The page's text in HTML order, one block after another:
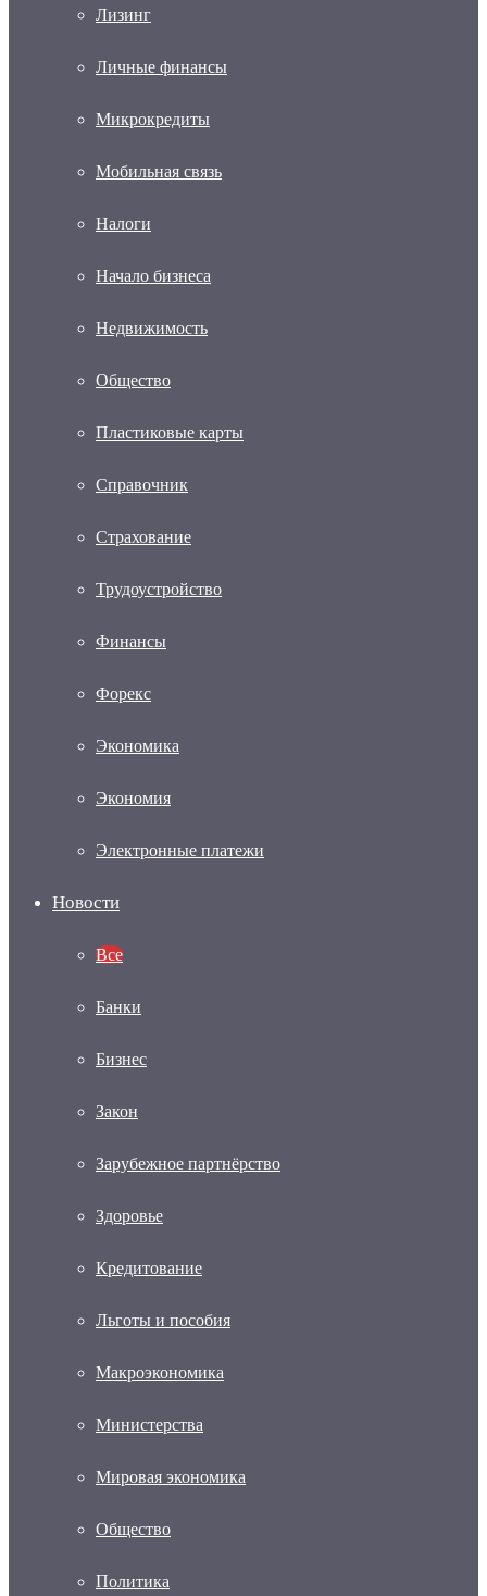
Лизинг
Личные финансы
Микрокредиты
Мобильная связь
Налоги
Начало бизнеса
Недвижимость
Общество
Пластиковые карты
Справочник
Страхование
Трудоустройство
Финансы
Форекс
Экономика
Экономия
Электронные платежи
Новости
Все
Банки
Бизнес
Закон
Зарубежное партнёрство
Здоровье
Кредитование
Льготы и пособия
Макроэкономика
Министерства
Мировая экономика
Общество
Политика